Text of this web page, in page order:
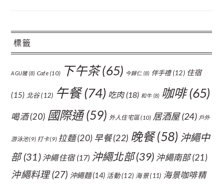
標籤
AGU豬(8) Cafe(10) 下午茶(65) 今歸仁(8) 伴手禮(12) 住宿
(15) 北谷(12) 午餐(74) 吃肉(18) 和牛(8) 咖啡(65)
喝酒(20) 國際通(59) 外人住宅區(10) 居酒屋(24) 戶外
游泳池(9) 打卡(9) 拉麵(20) 早餐(22) 晚餐(58) 沖繩中
部(31) 沖繩住宿(17) 沖繩北部(39) 沖繩南部(21)
沖繩料理(27) 沖繩麵(14) 活動(12) 海景(11) 海景咖啡精